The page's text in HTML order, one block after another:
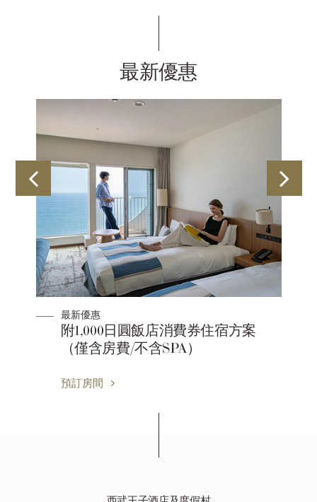
最新優惠
最新優惠
附1,000日圓飯店消費券住宿方案
（僅含房費/不含SPA）
預訂房間